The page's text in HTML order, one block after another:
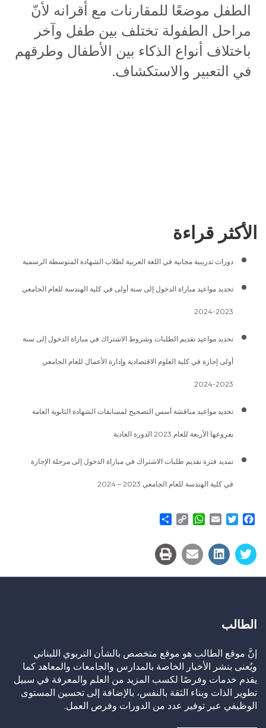
الطفل موضعًا للمقارنات مع أقرانه لأنّ
مراحل الطفولة تختلف بين طفل وآخر
باختلاف أنواع الذكاء بين الأطفال وطرقهم
في التعبير والاستكشاف.
الأكثر قراءة
دورات تدريبية مجانية في اللغة العربية لطلاب الشهادة المتوسطة الرسمية
تحديد مواعيد مباراة الدخول إلى سنة أولى في كلية الهندسة للعام الجامعي
2023-2024
تحديد مواعيد تقديم الطلبات وشروط الاشتراك في مباراة الدخول إلى سنة
أولى إجازة في كلية العلوم الاقتصادية وإدارة الأعمال للعام الجامعي
2023-2024
تحديد مواعيد مناقشة أسس التصحيح لمسابقات الشهادة الثانوية العامة
بفروعها الأربعة للعام 2023 الدورة العادية
تمديد فترة تقديم طلبات الاشتراك في مباراة الدخول إلى مرحلة الإجازة
في كلية الهندسة للعام الجامعي 2023 – 2024
Facebook
Twitter
Email
WhatsApp
Copy
الطالب
إنَّ موقع الطالب هو موقع متخصص بالشأن التربوي اللبناني
ويُعنى بنشر الأخبار الخاصة بالمدارس والجامعات والمعاهد كما
يقدم خدمات وفرصًا لكسب المزيد من العلم والمعرفة في سبيل
تطوير الذات وبناء الثقة بالنفس، بالإضافة إلى تحسين المستوى
الوظيفي عبر توفير عدد من الدورات وفرص العمل.